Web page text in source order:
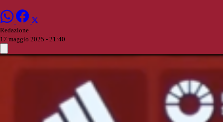
Redazione
17 maggio 2025 - 21:40